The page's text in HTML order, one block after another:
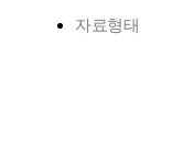
자료형태